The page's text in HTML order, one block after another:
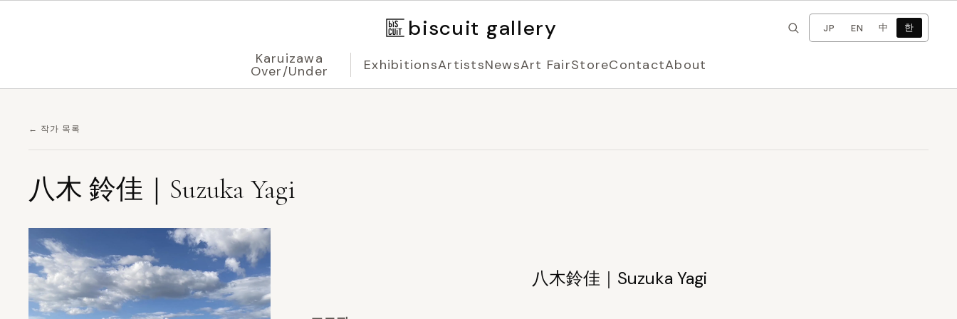
언어 변경 ×
biscuit gallery
Karuizawa
Over/Under ExhibitionsArtistsNewsArt FairStoreContactAbout
JP EN 中 한
← 작가 목록
八木 鈴佳｜Suzuka Yagi
八木鈴佳｜Suzuka Yagi